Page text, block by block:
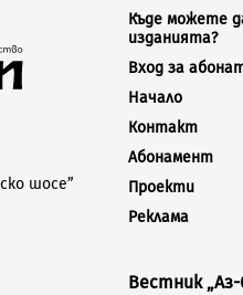
шосе”
Къде можете
изданията?
Вход за
Начало
Контакт
Абонамент
Проекти
Реклама
Вестник „Аз-